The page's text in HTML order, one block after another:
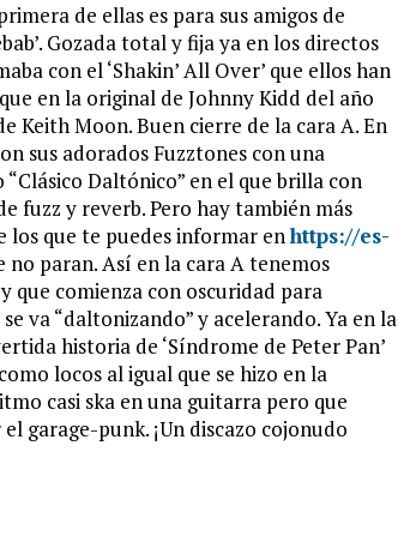
de ellas es para sus amigos de
Gozada total y fija ya en los directos
con el ‘Shakin’ All Over’ que ellos han
en la original de Johnny Kidd del año
Keith Moon. Buen cierre de la cara A. En
sus adorados Fuzztones con una
Daltónico” en el que brilla con
fuzz y reverb. Pero hay también más
los que te puedes informar enhttps://es-
no paran. Así en la cara A tenemos
que comienza con oscuridad para
va “daltonizando” y acelerando. Ya en la
historia de ‘Síndrome de Peter Pan’
locos al igual que se hizo en la
casi ska en una guitarra pero que
garage-punk. ¡Un discazo cojonudo